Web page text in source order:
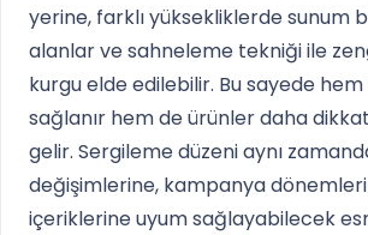
yerine, farklı yüksekliklerde sunum
alanlar ve sahneleme tekniği ile
kurgu elde edilebilir. Bu sayede
sağlanır hem de ürünler daha
gelir. Sergileme düzeni aynı
değişimlerine, kampanya
içeriklerine uyum sağlayabilecek